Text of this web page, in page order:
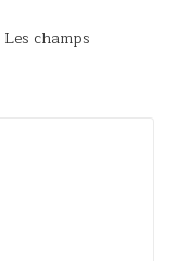
Les champs